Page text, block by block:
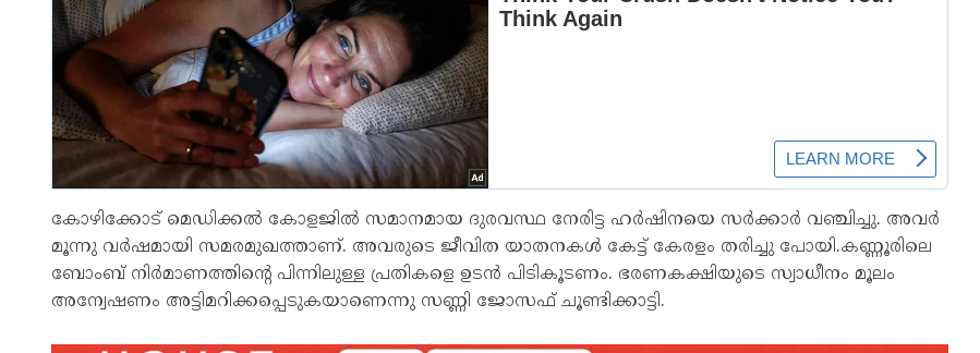
കോഴിക്കോട് മെഡിക്കൽ കോളജിൽ സമാനമായ ദുരവസ്ഥ നേരിട്ട ഹർഷിനയെ സർക്കാർ വഞ്ചിച്ചു. അവർ
മൂന്നു വർഷമായി സമരമുഖത്താണ്. അവരുടെ ജീവിത യാതനകൾ കേട്ട് കേരളം തരിച്ചു പോയി.കണ്ണൂരിലെ
ബോംബ് നിർമാണത്തിന്റെ പിന്നിലുള്ള പ്രതികളെ ഉടൻ പിടികൂടണം. ഭരണകക്ഷിയുടെ സ്വാധീനം മൂലം
അന്വേഷണം അട്ടിമറിക്കപ്പെടുകയാണെന്നു സണ്ണി ജോസഫ് ചൂണ്ടിക്കാട്ടി.